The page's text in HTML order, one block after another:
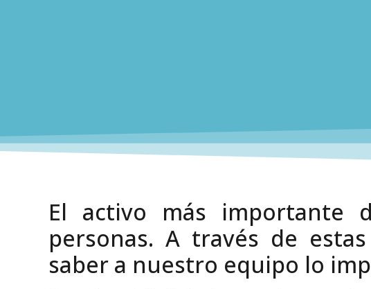
El activo más importante
personas. A través de
saber a nuestro equipo lo